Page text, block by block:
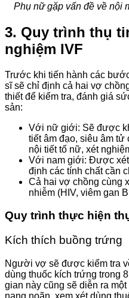
Phụ nữ gặp vấn đề về nội
3. Quy trình thụ
nghiệm IVF
Trước khi tiến hành các
sĩ sẽ chỉ định cả hai vợ
thiết để kiểm tra, đánh giá
sản:
Với nữ giới: Sẽ được
tiết âm đạo, siêu âm tử
nội tiết tố nữ, xét
Với nam giới: Được
định các tính chất cần
Cả hai vợ chồng cùng
nhiễm (HIV, viêm gan
Quy trình thực hiện
Kích thích buồng trứng
Người vợ sẽ được kiểm tra
dùng thuốc kích trứng trong
gian này cũng sẽ diễn ra
nang noãn, xem xét dùng